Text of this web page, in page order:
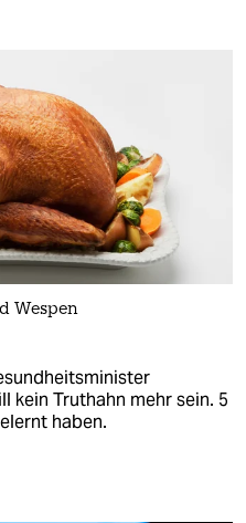
Wespen
kein Truthahn mehr sein. 5
haben.